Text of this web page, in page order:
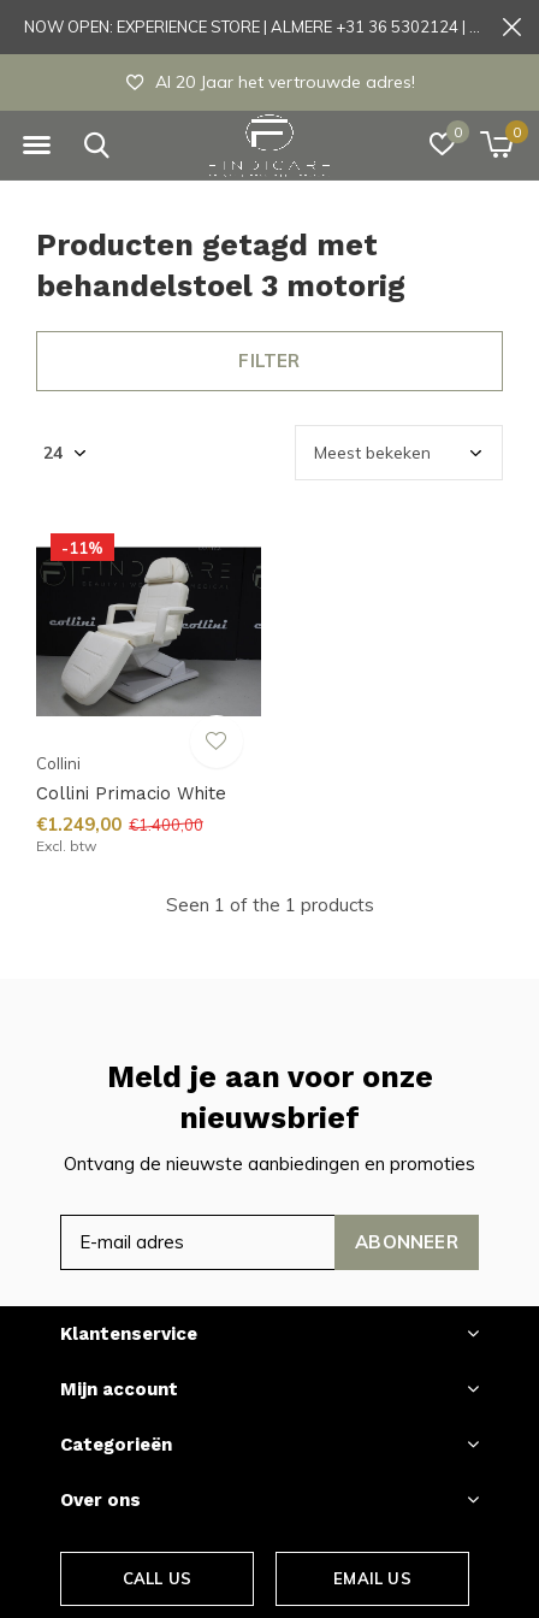
0 0
Al 20 Jaar het vertrouwde adres!
Producten getagd met
behandelstoel 3 motorig
FILTER
-11%
Collini
Collini Primacio White
€1.249,00 €1.400,00
Excl. btw
Seen 1 of the 1 products
Meld je aan voor onze
nieuwsbrief
Ontvang de nieuwste aanbiedingen en promoties
ABONNEER
Klantenservice
Mijn account
Categorieën
Over ons
CALL US EMAIL US